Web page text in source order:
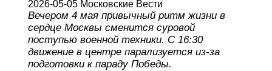
2026-05-05 Московские Вести
Вечером 4 мая привычный ритм жизни в
сердце Москвы сменится суровой
поступью военной техники. С 16:30
движение в центре парализуется из-за
подготовки к параду Победы.